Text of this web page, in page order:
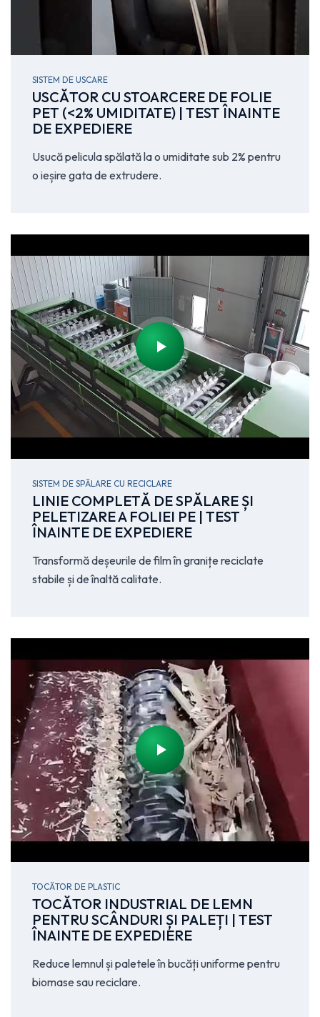
SISTEM DE USCARE
USCĂTOR CU STOARCERE DE FOLIE
PET (<2% UMIDITATE) | TEST ÎNAINTE
DE EXPEDIERE
Usucă pelicula spălată la o umiditate sub 2% pentru
o ieșire gata de extrudere.
SISTEM DE SPĂLARE CU RECICLARE
LINIE COMPLETĂ DE SPĂLARE ȘI
PELETIZARE A FOLIEI PE | TEST
ÎNAINTE DE EXPEDIERE
Transformă deșeurile de film în granițe reciclate
stabile și de înaltă calitate.
TOCĂTOR DE PLASTIC
TOCĂTOR INDUSTRIAL DE LEMN
PENTRU SCÂNDURI ȘI PALEȚI | TEST
ÎNAINTE DE EXPEDIERE
Reduce lemnul și paletele în bucăți uniforme pentru
biomase sau reciclare.